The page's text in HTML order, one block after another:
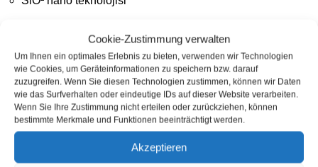
Cookie-Zustimmung verwalten
Um Ihnen ein optimales Erlebnis zu bieten, verwenden wir Technologien
wie Cookies, um Geräteinformationen zu speichern bzw. darauf
zuzugreifen. Wenn Sie diesen Technologien zustimmen, können wir Daten
wie das Surfverhalten oder eindeutige IDs auf dieser Website verarbeiten.
Wenn Sie Ihre Zustimmung nicht erteilen oder zurückziehen, können
bestimmte Merkmale und Funktionen beeinträchtigt werden.
Akzeptieren
Basit uygulama
Mekanik strese bağlı olarak uzun raf ömrü
Teslimat kapsamı: 1 x litrelik şişe 1 x pompalı püskürtme
başlığı